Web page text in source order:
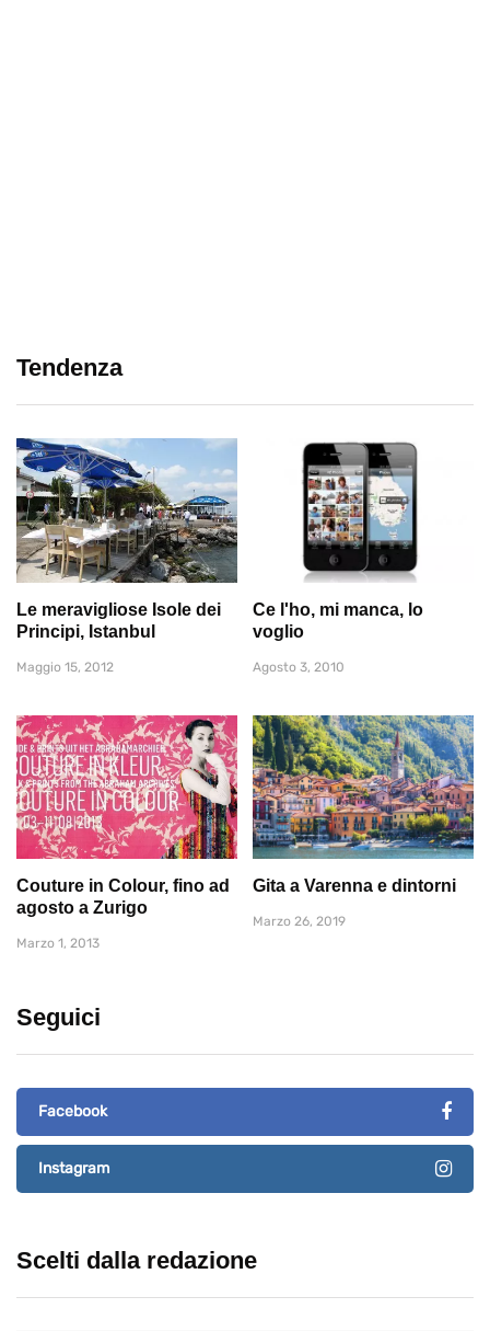
Tendenza
Le meravigliose Isole dei
Principi, Istanbul
Maggio 15, 2012
Ce l'ho, mi manca, lo
voglio
Agosto 3, 2010
Couture in Colour, fino ad
agosto a Zurigo
Marzo 1, 2013
Gita a Varenna e dintorni
Marzo 26, 2019
Seguici
Facebook
Instagram
Scelti dalla redazione